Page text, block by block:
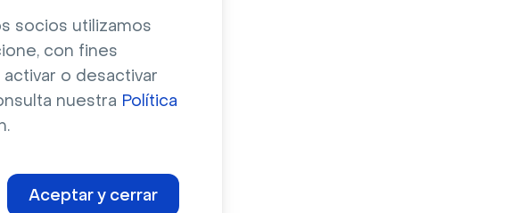
socios utilizamos
con fines
o desactivar
nuestra Política
Aceptar y cerrar
olvides
cuenta